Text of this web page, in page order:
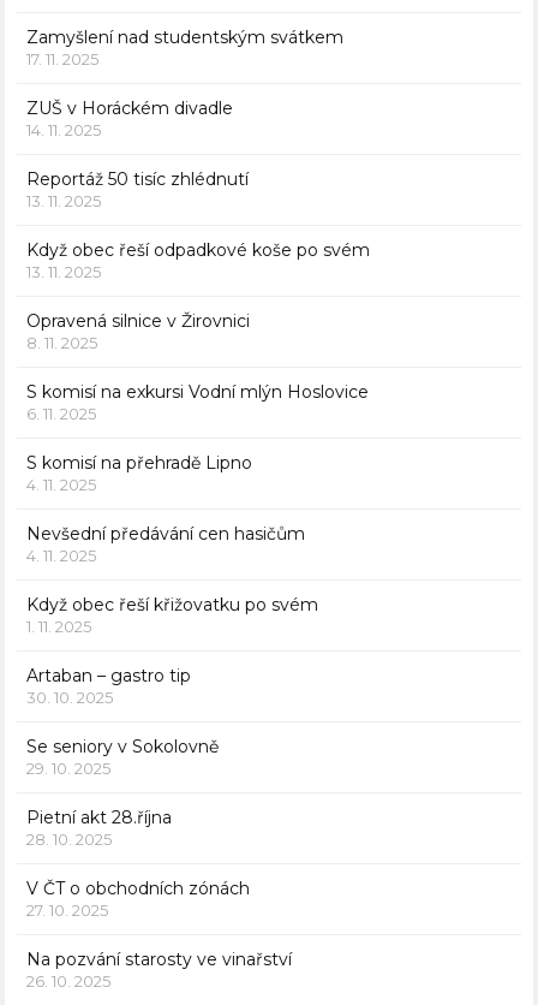
Zamyšlení nad studentským svátkem
17. 11. 2025
ZUŠ v Horáckém divadle
14. 11. 2025
Reportáž 50 tisíc zhlédnutí
13. 11. 2025
Když obec řeší odpadkové koše po svém
13. 11. 2025
Opravená silnice v Žirovnici
8. 11. 2025
S komisí na exkursi Vodní mlýn Hoslovice
6. 11. 2025
S komisí na přehradě Lipno
4. 11. 2025
Nevšední předávání cen hasičům
4. 11. 2025
Když obec řeší křižovatku po svém
1. 11. 2025
Artaban – gastro tip
30. 10. 2025
Se seniory v Sokolovně
29. 10. 2025
Pietní akt 28.října
28. 10. 2025
V ČT o obchodních zónách
27. 10. 2025
Na pozvání starosty ve vinařství
26. 10. 2025